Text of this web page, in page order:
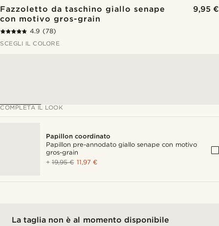
Fazzoletto da taschino giallo senape
con motivo gros-grain
9,95 €
4.9 (78)
SCEGLI IL COLORE
COMPLETA IL LOOK
Papillon coordinato
Papillon pre-annodato giallo senape con motivo
gros-grain
+19,95 € 11,97 €
La taglia non è al momento disponibile